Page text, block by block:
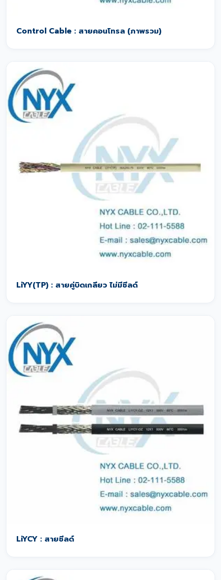
Control Cable : สายคอนโทรล (ภาพรวม)
LiYY(TP) : สายคู่บิดเกลียว ไม่มีชีลด์
LiYCY : สายชีลด์